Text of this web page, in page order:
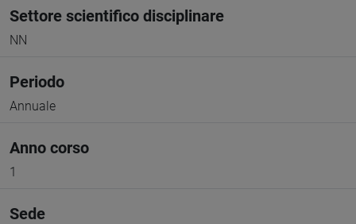
Settore scientifico disciplinare
NN
Periodo
Annuale
Anno corso
1
Sede